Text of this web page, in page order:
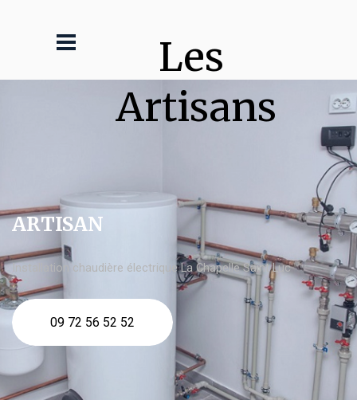
Les
Artisans
ARTISAN
Installation chaudière électrique La Chapelle Saint Luc
09 72 56 52 52